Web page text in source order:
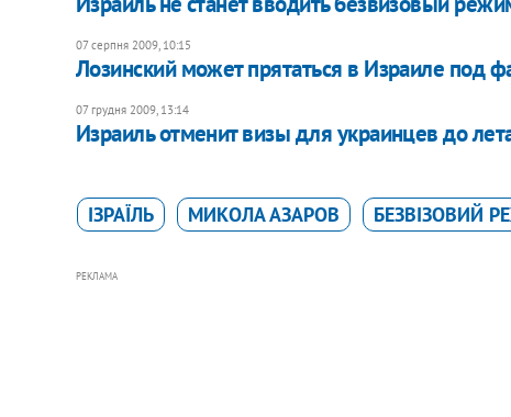
07 серпня 2009, 10:15
Лозинский может прятаться в Израиле под
07 грудня 2009, 13:14
Израиль отменит визы для украинцев до
ІЗРАЇЛЬ МИКОЛА АЗАРОВ БЕЗВІЗОВИЙ
РЕКЛАМА